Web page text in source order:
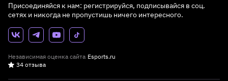
Присоединяйся к нам: регистрируйся, подписывайся в соц.
сетях и никогда не пропустишь ничего интересного.
Независимая оценка сайта Esports.ru
34 отзыва